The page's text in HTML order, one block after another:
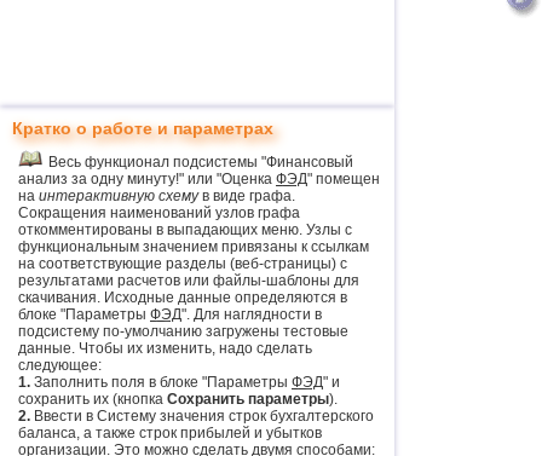
Кратко о работе и параметрах
Весь функционал подсистемы "Финансовый
анализ за одну минуту!" или "Оценка ФЭД" помещен
на интерактивную схемув виде графа.
Сокращения наименований узлов графа
откомментированы в выпадающих меню. Узлы с
функциональным значением привязаны к ссылкам
на соответствующие разделы (веб-страницы) с
результатами расчетов или файлы-шаблоны для
скачивания. Исходные данные определяются в
блоке "Параметры ФЭД". Для наглядности в
подсистему по-умолчанию загружены тестовые
данные. Чтобы их изменить, надо сделать
следующее:
1. Заполнить поля в блоке "Параметры ФЭД" и
сохранить их (кнопка Сохранить параметры).
2. Ввести в Систему значения строк бухгалтерского
баланса, а также строк прибылей и убытков
организации. Это можно сделать двумя способами: